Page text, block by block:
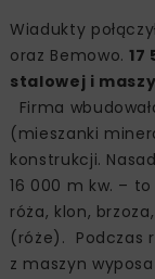
Wiadukty
oraz Bemowo.17
stalowej i
Firma
(mieszanki
konstrukcji.
16 000 m kw. –
róża, klon,
(róże). Podczas
z maszyn